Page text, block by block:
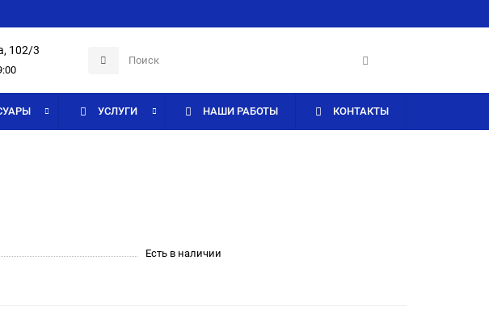
102/3
УСЛУГИ НАШИ РАБОТЫ КОНТАКТЫ
Есть в наличии